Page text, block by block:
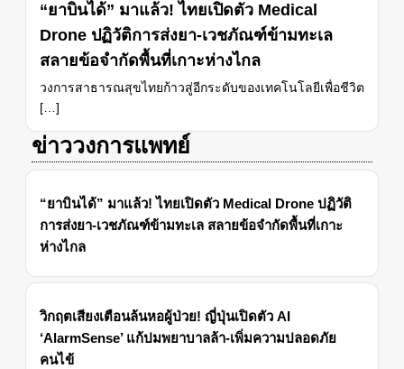
“ยาบินได้” มาแล้ว! ไทยเปิดตัว Medical
Drone ปฏิวัติการส่งยา-เวชภัณฑ์ข้ามทะเล
สลายข้อจำกัดพื้นที่เกาะห่างไกล
วงการสาธารณสุขไทยก้าวสู่อีกระดับของเทคโนโลยีเพื่อชีวิต
[…]
ข่าววงการแพทย์
“ยาบินได้” มาแล้ว! ไทยเปิดตัว Medical Drone ปฏิวัติ
การส่งยา-เวชภัณฑ์ข้ามทะเล สลายข้อจำกัดพื้นที่เกาะ
ห่างไกล
วิกฤตเสียงเตือนล้นหอผู้ป่วย! ญี่ปุ่นเปิดตัว AI
‘AlarmSense’ แก้ปมพยาบาลล้า-เพิ่มความปลอดภัย
คนไข้